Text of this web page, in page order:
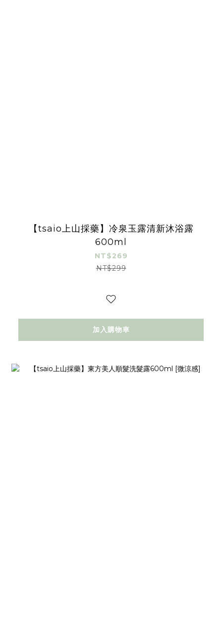
【tsaio上山採藥】冷泉玉露清新沐浴露
600ml
NT$269
NT$299
加入購物車